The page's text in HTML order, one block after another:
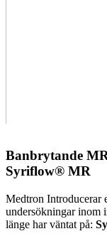
Banbrytande
Syriflow® MR
Medtron Introducerar
undersökningar inom
länge har väntat på: